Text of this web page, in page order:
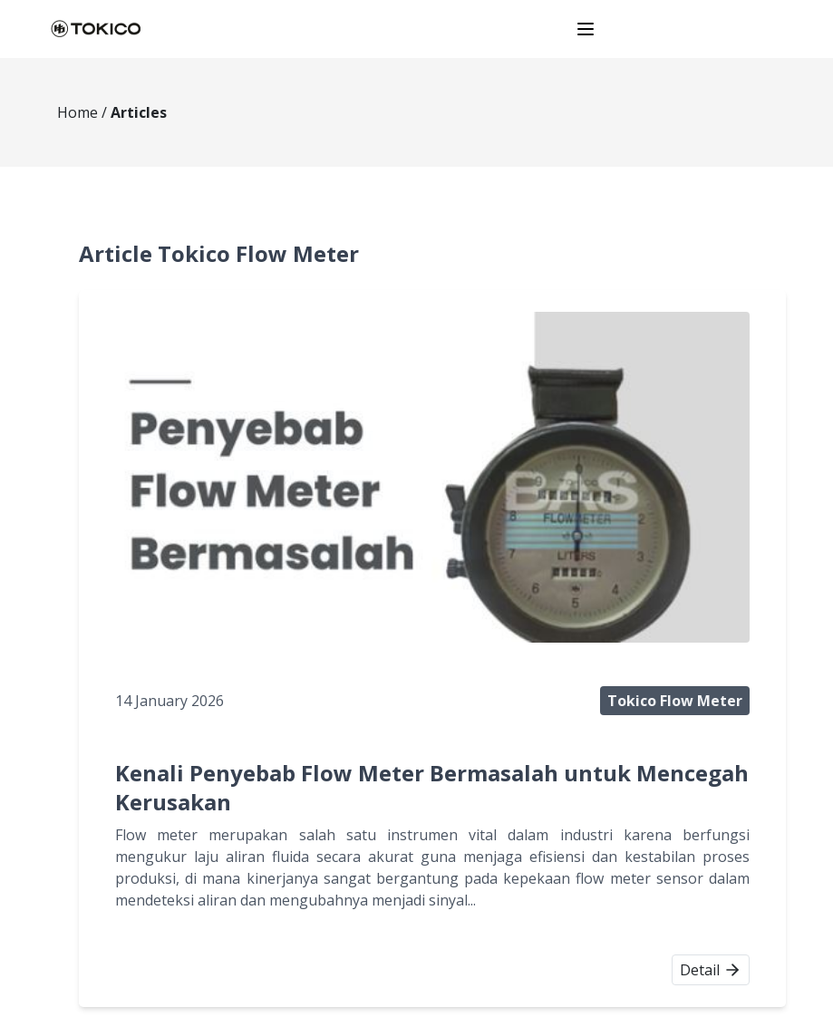
Open main menu
Home /Articles
Article Tokico Flow Meter
14 January 2026 Tokico Flow Meter
Kenali Penyebab Flow Meter Bermasalah untuk Mencegah
Kerusakan
Flow meter merupakan salah satu instrumen vital dalam industri karena berfungsi
mengukur laju aliran fluida secara akurat guna menjaga efisiensi dan kestabilan proses
produksi, di mana kinerjanya sangat bergantung pada kepekaan flow meter sensor dalam
mendeteksi aliran dan mengubahnya menjadi sinyal...
Detail